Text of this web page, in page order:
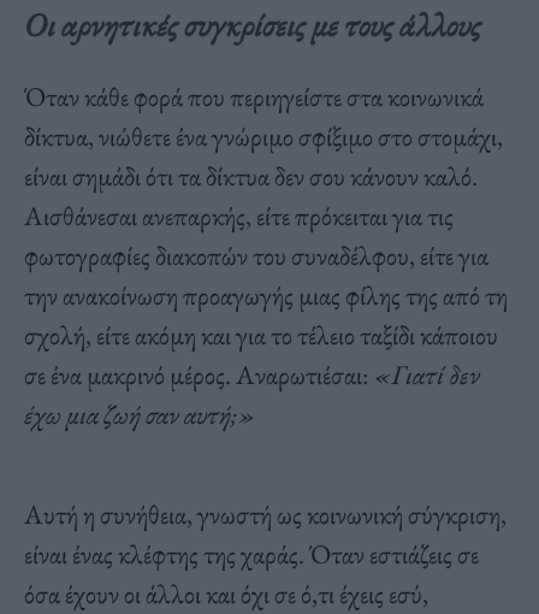
Οι αρνητικές συγκρίσεις με τους άλλους
Όταν κάθε φορά που περιηγείστε στα κοινωνικά
δίκτυα, νιώθετε ένα γνώριμο σφίξιμο στο στομάχι,
είναι σημάδι ότι τα δίκτυα δεν σου κάνουν καλό.
Αισθάνεσαι ανεπαρκής, είτε πρόκειται για τις
φωτογραφίες διακοπών του συναδέλφου, είτε για
την ανακοίνωση προαγωγής μιας φίλης της από τη
σχολή, είτε ακόμη και για το τέλειο ταξίδι κάποιου
σε ένα μακρινό μέρος. Αναρωτιέσαι: «Γιατί δεν
έχω μια ζωή σαν αυτή;»
Αυτή η συνήθεια, γνωστή ως κοινωνική σύγκριση,
είναι ένας κλέφτης της χαράς. Όταν εστιάζεις σε
όσα έχουν οι άλλοι και όχι σε ό,τι έχεις εσύ,